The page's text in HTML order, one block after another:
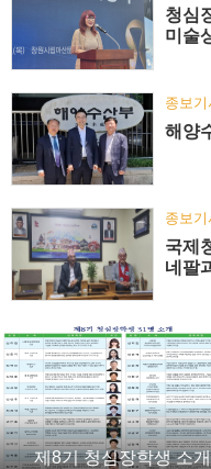
청심
미술
종보기
해양
종보기
국제
네팔
제8기 청심장학생 소개